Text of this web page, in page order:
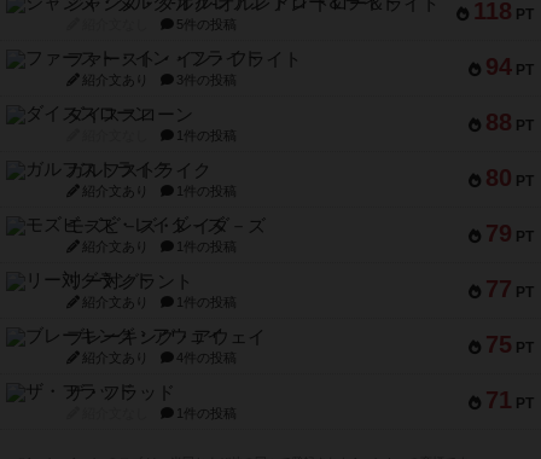
118 PT
ジャンヌ・ダルク-オルレアン ドロー＆ライト
5件の投稿
94 PT
ファースト・イン・フライト
紹介文あり 3件の投稿
88 PT
ダイススローン
1件の投稿
80 PT
ガルフストライク
紹介文あり 1件の投稿
79 PT
モズビ－ズ・レイダ－ズ
紹介文あり 1件の投稿
77 PT
リー対グラント
紹介文あり 1件の投稿
75 PT
ブレーキング・アウェイ
紹介文あり 4件の投稿
71 PT
ザ・フラッド
1件の投稿